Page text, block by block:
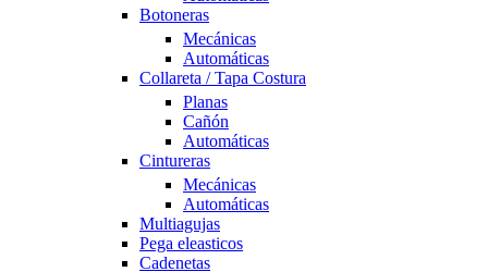
Botoneras
Mecánicas
Automáticas
Collareta / Tapa Costura
Planas
Cañón
Automáticas
Cintureras
Mecánicas
Automáticas
Multiagujas
Pega eleasticos
Cadenetas